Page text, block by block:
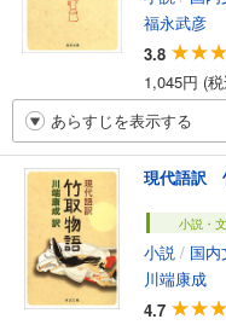
福永武彦
3.8
1,045円 (
あらすじを表示する
現代語訳
小説・
小説 / 国内
川端康成
4.7